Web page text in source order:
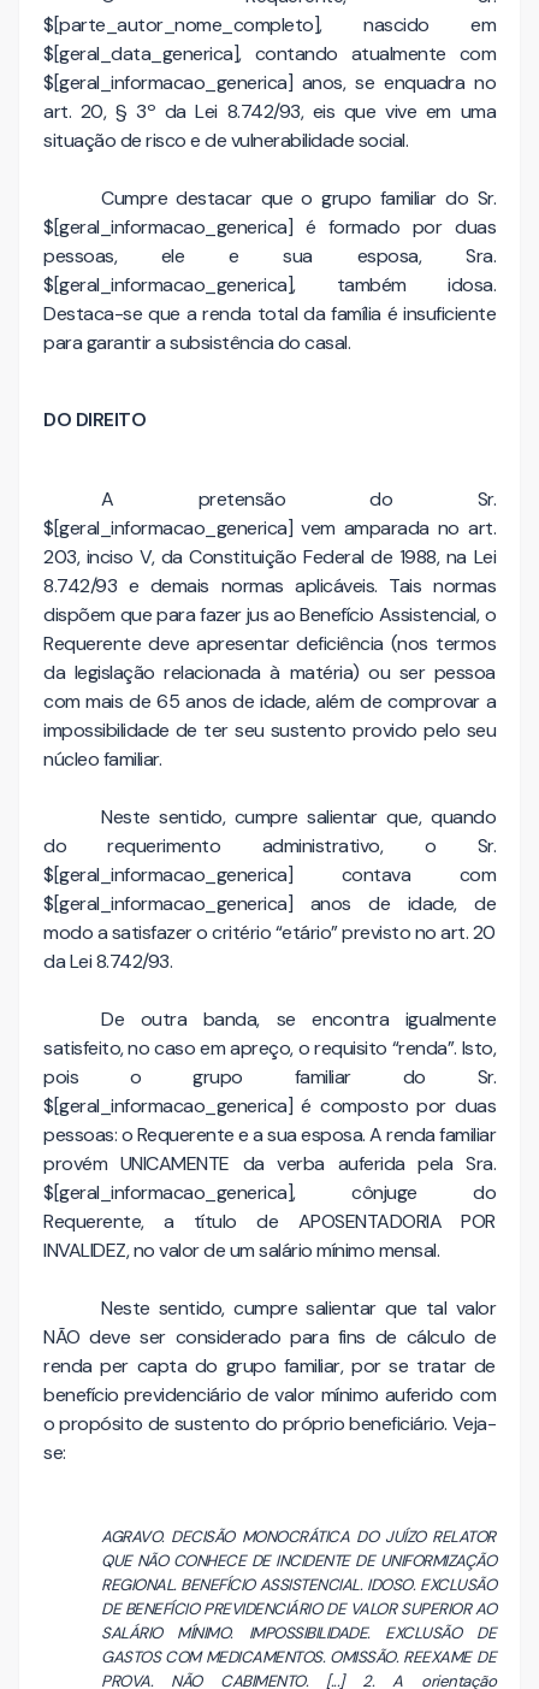
$[parte_autor_nome_completo], nascido em
$[geral_data_generica], contando atualmente com
$[geral_informacao_generica] anos, se enquadra no
art. 20, § 3º da Lei 8.742/93, eis que vive em uma
situação de risco e de vulnerabilidade social.
Cumpre destacar que o grupo familiar do Sr.
$[geral_informacao_generica] é formado por duas
pessoas, ele e sua esposa, Sra.
$[geral_informacao_generica], também idosa.
Destaca-se que a renda total da família é insuficiente
para garantir a subsistência do casal.
DO DIREITO
A pretensão do Sr.
$[geral_informacao_generica] vem amparada no art.
203, inciso V, da Constituição Federal de 1988, na Lei
8.742/93 e demais normas aplicáveis. Tais normas
dispõem que para fazer jus ao Benefício Assistencial, o
Requerente deve apresentar deficiência (nos termos
da legislação relacionada à matéria) ou ser pessoa
com mais de 65 anos de idade, além de comprovar a
impossibilidade de ter seu sustento provido pelo seu
núcleo familiar.
Neste sentido, cumpre salientar que, quando
do requerimento administrativo, o Sr.
$[geral_informacao_generica] contava com
$[geral_informacao_generica] anos de idade, de
modo a satisfazer o critério “etário” previsto no art. 20
da Lei 8.742/93.
De outra banda, se encontra igualmente
satisfeito, no caso em apreço, o requisito “renda”. Isto,
pois o grupo familiar do Sr.
$[geral_informacao_generica] é composto por duas
pessoas: o Requerente e a sua esposa. A renda familiar
provém UNICAMENTE da verba auferida pela Sra.
$[geral_informacao_generica], cônjuge do
Requerente, a título de APOSENTADORIA POR
INVALIDEZ, no valor de um salário mínimo mensal.
Neste sentido, cumpre salientar que tal valor
NÃO deve ser considerado para fins de cálculo de
renda per capta do grupo familiar, por se tratar de
benefício previdenciário de valor mínimo auferido com
o propósito de sustento do próprio beneficiário. Veja-
se:
AGRAVO. DECISÃO MONOCRÁTICA DO JUÍZO RELATOR
QUE NÃO CONHECE DE INCIDENTE DE UNIFORMIZAÇÃO
REGIONAL. BENEFÍCIO ASSISTENCIAL. IDOSO. EXCLUSÃO
DE BENEFÍCIO PREVIDENCIÁRIO DE VALOR SUPERIOR AO
SALÁRIO MÍNIMO. IMPOSSIBILIDADE. EXCLUSÃO DE
GASTOS COM MEDICAMENTOS. OMISSÃO. REEXAME DE
PROVA. NÃO CABIMENTO. [...] 2. A orientação